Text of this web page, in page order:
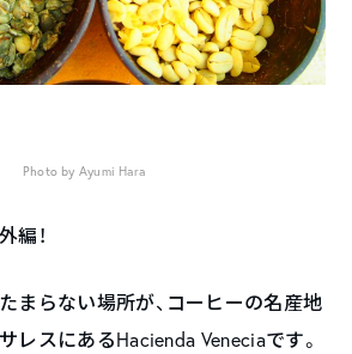
Photo by Ayumi Hara
編！
まらない場所が、コーヒーの名産地
レスにあるHacienda Veneciaです。